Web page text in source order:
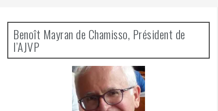
Benoît Mayran de Chamisso, Président de
l’AJVP